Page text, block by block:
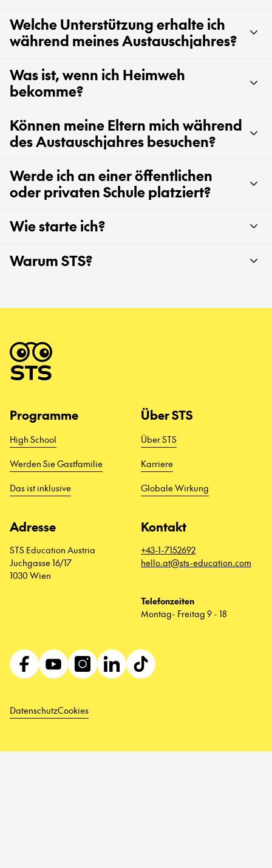
Welche Unterstützung erhalte ich
während meines Austauschjahres?
Was ist, wenn ich Heimweh
bekomme?
Können meine Eltern mich während
des Austauschjahres besuchen?
Werde ich an einer öffentlichen
oder privaten Schule platziert?
Wie starte ich?
Warum STS?
Programme
High School
Werden Sie Gastfamilie
Das ist inklusive
Über STS
Über STS
Karriere
Globale Wirkung
Adresse
STS Education Austria
Juchgasse 16/17
1030 Wien
Kontakt
+43-1-7152692
hello.at@sts-education.com
Telefonzeiten
Montag- Freitag 9 - 18
DatenschutzCookies